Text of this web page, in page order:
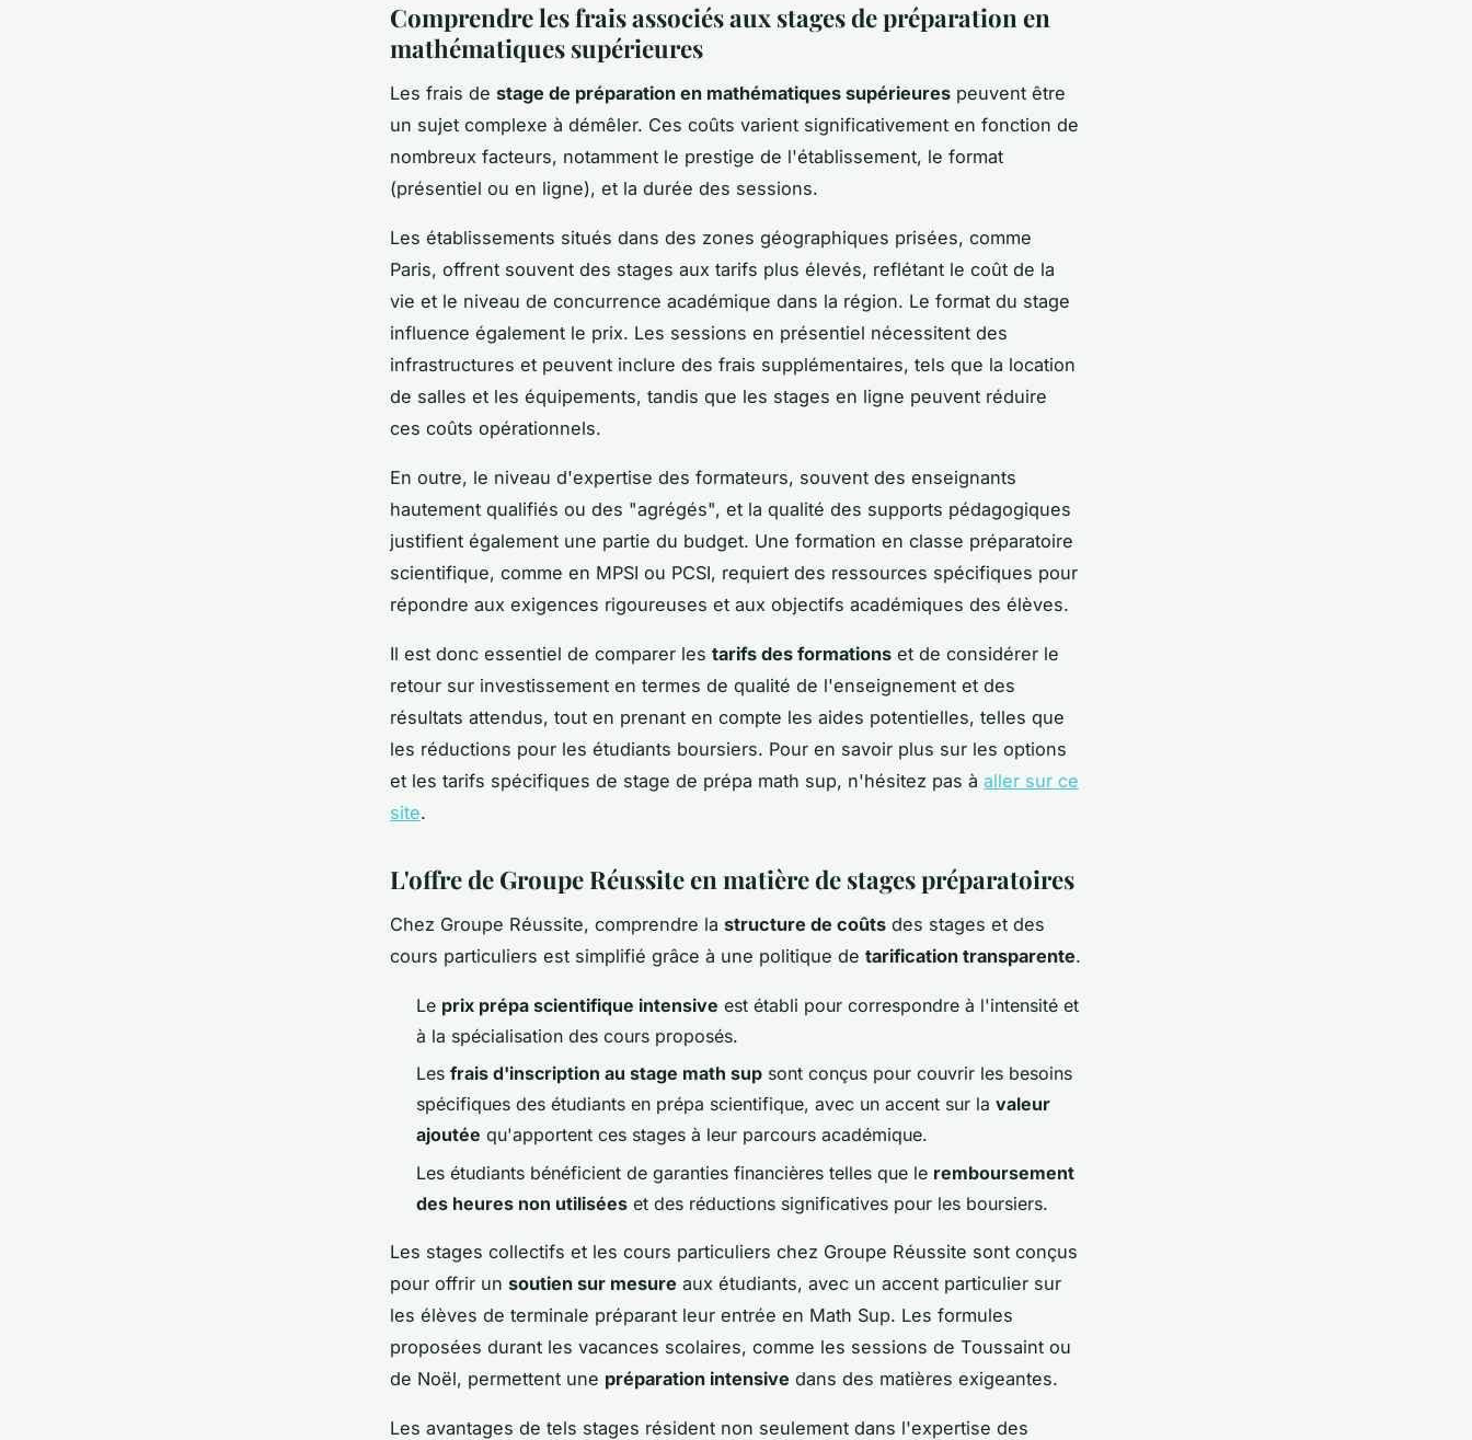
Comprendre les frais associés aux stages de préparation en
mathématiques supérieures
Les frais de stage de préparation en mathématiques supérieures peuvent être
un sujet complexe à démêler. Ces coûts varient significativement en fonction de
nombreux facteurs, notamment le prestige de l'établissement, le format
(présentiel ou en ligne), et la durée des sessions.
Les établissements situés dans des zones géographiques prisées, comme
Paris, offrent souvent des stages aux tarifs plus élevés, reflétant le coût de la
vie et le niveau de concurrence académique dans la région. Le format du stage
influence également le prix. Les sessions en présentiel nécessitent des
infrastructures et peuvent inclure des frais supplémentaires, tels que la location
de salles et les équipements, tandis que les stages en ligne peuvent réduire
ces coûts opérationnels.
En outre, le niveau d'expertise des formateurs, souvent des enseignants
hautement qualifiés ou des "agrégés", et la qualité des supports pédagogiques
justifient également une partie du budget. Une formation en classe préparatoire
scientifique, comme en MPSI ou PCSI, requiert des ressources spécifiques pour
répondre aux exigences rigoureuses et aux objectifs académiques des élèves.
Il est donc essentiel de comparer les tarifs des formations et de considérer le
retour sur investissement en termes de qualité de l'enseignement et des
résultats attendus, tout en prenant en compte les aides potentielles, telles que
les réductions pour les étudiants boursiers. Pour en savoir plus sur les options
et les tarifs spécifiques de stage de prépa math sup, n'hésitez pas à aller sur ce
site.
L'offre de Groupe Réussite en matière de stages préparatoires
Chez Groupe Réussite, comprendre la structure de coûts des stages et des
cours particuliers est simplifié grâce à une politique de tarification transparente.
Le prix prépa scientifique intensive est établi pour correspondre à l'intensité et
à la spécialisation des cours proposés.
Les frais d'inscription au stage math sup sont conçus pour couvrir les besoins
spécifiques des étudiants en prépa scientifique, avec un accent sur la valeur
ajoutée qu'apportent ces stages à leur parcours académique.
Les étudiants bénéficient de garanties financières telles que le remboursement
des heures non utilisées et des réductions significatives pour les boursiers.
Les stages collectifs et les cours particuliers chez Groupe Réussite sont conçus
pour offrir un soutien sur mesure aux étudiants, avec un accent particulier sur
les élèves de terminale préparant leur entrée en Math Sup. Les formules
proposées durant les vacances scolaires, comme les sessions de Toussaint ou
de Noël, permettent une préparation intensive dans des matières exigeantes.
Les avantages de tels stages résident non seulement dans l'expertise des